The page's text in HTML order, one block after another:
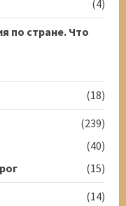
(4)
по стране. Что
(18)
(239)
(40)
(15)
(14)